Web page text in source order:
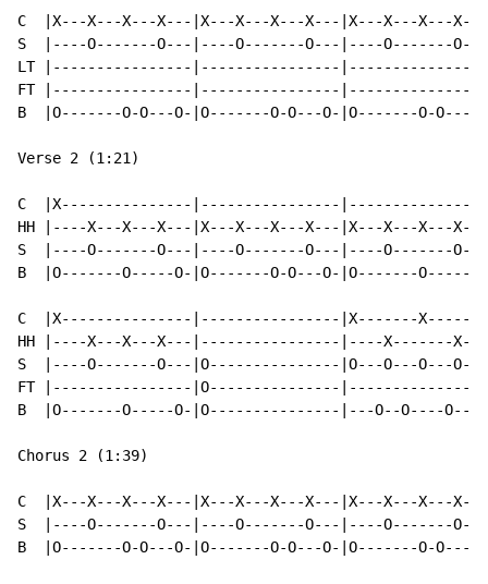
C  |X---X---X---X---|X---X---X---X---|X---X---X---
S  |----O-------O---|----O-------O---|----O-------O---
LT |----------------|----------------|----------------
FT |----------------|----------------|----------------
B  |O-------O-O---O-|O-------O-O---O-|O-------O-
Verse 2 (1:21)
C  |X---------------|----------------
HH |----X---X---X---|X---X---X---X---|X---X---X---
S  |----O-------O---|----O-------O---|----O-------
B  |O-------O-----O-|O-------O-O---O-|O-------O-----
C  |X---------------|----------------|X-------
HH |----X---X---X---|----------------|----X-------
S  |----O-------O---|O---------------|O---O---O---O---
FT |----------------|O---------------
B  |O-------O-----O-|O---------------|---O--O----O--O-
Chorus 2 (1:39)
C  |X---X---X---X---|X---X---X---X---|X---X---X---
S  |----O-------O---|----O-------O---|----O-------
B  |O-------O-O---O-|O-------O-O---O-|O-------O-O---